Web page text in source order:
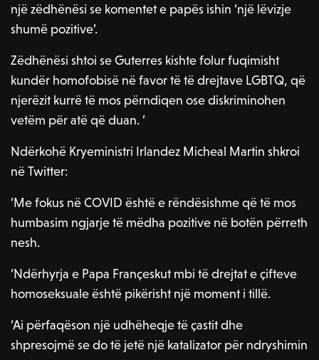
një zëdhënësi se komentet e papës ishin ‘një lëvizje
shumë pozitive’.
Zëdhënësi shtoi se Guterres kishte folur fuqimisht
kundër homofobisë në favor të të drejtave LGBTQ, që
njerëzit kurrë të mos përndiqen ose diskriminohen
vetëm për atë që duan. ’
Ndërkohë Kryeministri Irlandez Micheal Martin shkroi
në Twitter:
‘Me fokus në COVID është e rëndësishme që të mos
humbasim ngjarje të mëdha pozitive në botën përreth
nesh.
‘Ndërhyrja e Papa Françeskut mbi të drejtat e çifteve
homoseksuale është pikërisht një moment i tillë.
‘Ai përfaqëson një udhëheqje të çastit dhe
shpresojmë se do të jetë një katalizator për ndryshimin